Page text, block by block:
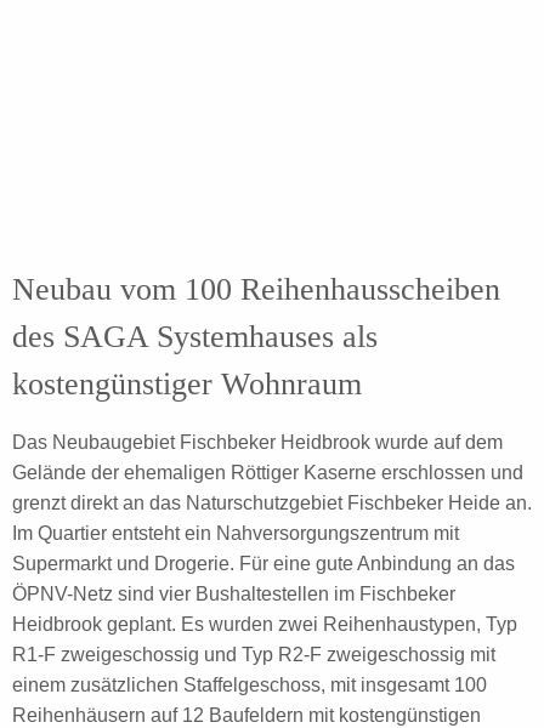
Neubau vom 100 Reihenhausscheiben
des SAGA Systemhauses als
kostengünstiger Wohnraum
Das Neubaugebiet Fischbeker Heidbrook wurde auf dem
Gelände der ehemaligen Röttiger Kaserne erschlossen und
grenzt direkt an das Naturschutzgebiet Fischbeker Heide an.
Im Quartier entsteht ein Nahversorgungszentrum mit
Supermarkt und Drogerie. Für eine gute Anbindung an das
ÖPNV-Netz sind vier Bushaltestellen im Fischbeker
Heidbrook geplant. Es wurden zwei Reihenhaustypen, Typ
R1-F zweigeschossig und Typ R2-F zweigeschossig mit
einem zusätzlichen Staffelgeschoss, mit insgesamt 100
Reihenhäusern auf 12 Baufeldern mit kostengünstigen